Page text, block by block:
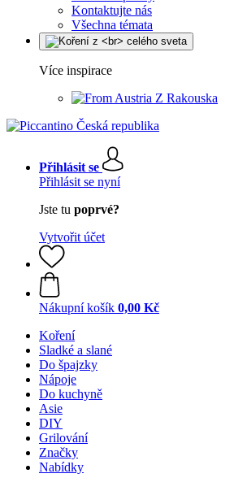
Kontaktujte nás
Všechna témata
Více inspirace
Z Rakouska
Přihlásit se
Přihlásit se nyní
Jste tu poprvé?
Vytvořit účet
Nákupní košík 0,00 Kč
Koření
Sladké a slané
Do špajzky
Nápoje
Do kuchyně
Asie
DIY
Grilování
Značky
Nabídky